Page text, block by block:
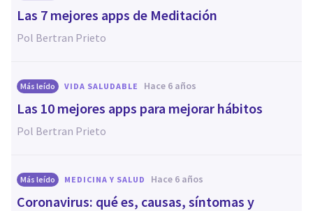
Las 7 mejores apps de Meditación
Pol Bertran Prieto
Más leído VIDA SALUDABLE hace 6 años
Las 10 mejores apps para mejorar hábitos
Pol Bertran Prieto
Más leído MEDICINA Y SALUD hace 6 años
Coronavirus: qué es, causas, síntomas y